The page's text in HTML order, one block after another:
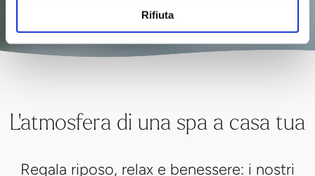
L'atmosfera di una spa a casa tua
Regala riposo, relax e benessere: i nostri